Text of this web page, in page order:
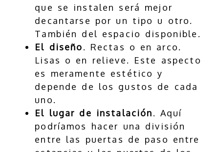
que se instalen será mejor
decantarse por un tipo u otro.
También del espacio disponible.
El diseño. Rectas o en arco.
Lisas o en relieve. Este aspecto
es meramente estético y
depende de los gustos de cada
uno.
El lugar de instalación. Aquí
podríamos hacer una división
entre las puertas de paso entre